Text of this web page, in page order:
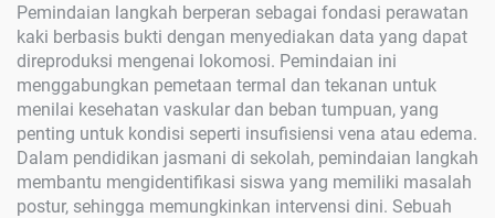
Pemindaian langkah berperan sebagai fondasi perawatan
kaki berbasis bukti dengan menyediakan data yang dapat
direproduksi mengenai lokomosi. Pemindaian ini
menggabungkan pemetaan termal dan tekanan untuk
menilai kesehatan vaskular dan beban tumpuan, yang
penting untuk kondisi seperti insufisiensi vena atau edema.
Dalam pendidikan jasmani di sekolah, pemindaian langkah
membantu mengidentifikasi siswa yang memiliki masalah
postur, sehingga memungkinkan intervensi dini. Sebuah